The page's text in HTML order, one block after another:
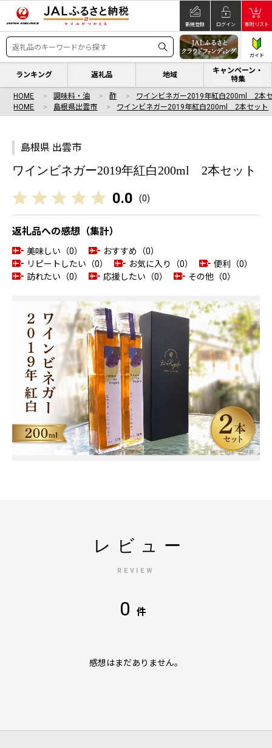
新規登録 ログイン 寄附リスト
ガイド
ランキング 返礼品 地域
キャンペーン・
特集
HOME 調味料・油 酢
ワインビネガー2019年紅白200ml 2本
HOME
島根県出雲市 ワインビネガー2019年紅白200ml 2本セット
島根県 出雲市
ワインビネガー2019年紅白200ml 2本セット
0.0 (0)
返礼品への感想（集計）
美味しい（0）
おすすめ（0）
リピートしたい（0）
お気に入り（0）
便利（0）
訪れたい（0）
応援したい（0） その他（0）
レビュー
REVIEW
0 件
感想はまだありません。